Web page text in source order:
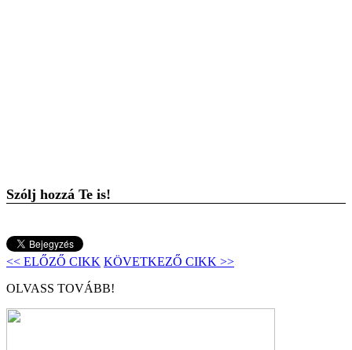
Szólj hozzá Te is!
<< ELŐZŐ CIKK KÖVETKEZŐ CIKK >>
OLVASS TOVÁBB!